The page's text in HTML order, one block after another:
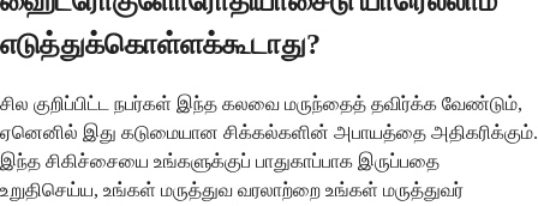
எடுத்துக்கொள்ளக்கூடாது?
சில குறிப்பிட்ட நபர்கள் இந்த கலவை மருந்தைத் தவிர்க்க வேண்டும்,
ஏனெனில் இது கடுமையான சிக்கல்களின் அபாயத்தை அதிகரிக்கும்.
இந்த சிகிச்சையை உங்களுக்குப் பாதுகாப்பாக இருப்பதை
உறுதிசெய்ய, உங்கள் மருத்துவ வரலாற்றை உங்கள் மருத்துவர்